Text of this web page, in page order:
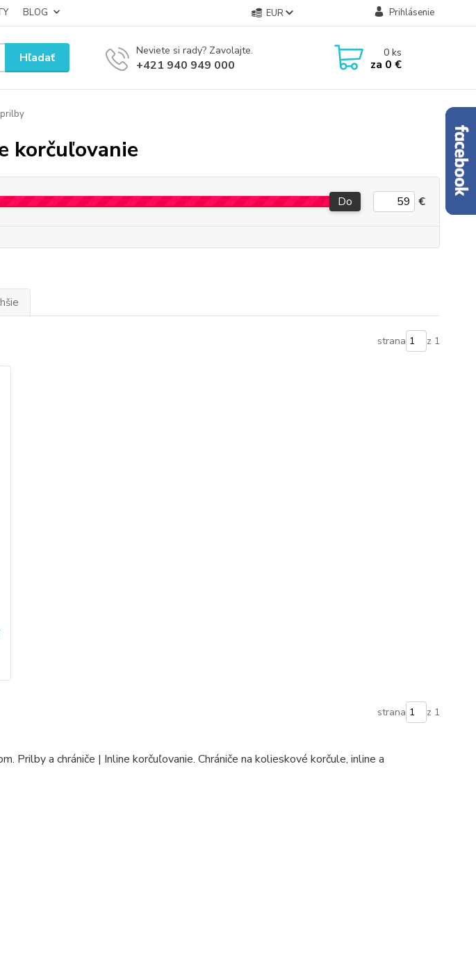
BLOG EUR Prihlásenie
Hľadať Neviete si rady? Zavolajte.
+421 940 949 000
0ks
za 0 €
prilby
korčuľovanie
Do €
strana z 1
strana z 1
Prilby a chrániče | Inline korčuľovanie. Chrániče na kolieskové korčule, inline a